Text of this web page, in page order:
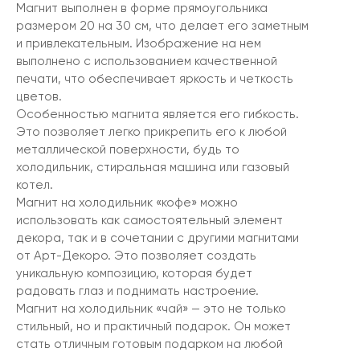
Магнит выполнен в форме прямоугольника
размером 20 на 30 см, что делает его заметным
и привлекательным. Изображение на нем
выполнено с использованием качественной
печати, что обеспечивает яркость и четкость
цветов.
Особенностью магнита является его гибкость.
Это позволяет легко прикрепить его к любой
металлической поверхности, будь то
холодильник, стиральная машина или газовый
котел.
Магнит на холодильник «кофе» можно
использовать как самостоятельный элемент
декора, так и в сочетании с другими магнитами
от Арт-Декоро. Это позволяет создать
уникальную композицию, которая будет
радовать глаз и поднимать настроение.
Магнит на холодильник «чай» — это не только
стильный, но и практичный подарок. Он может
стать отличным готовым подарком на любой